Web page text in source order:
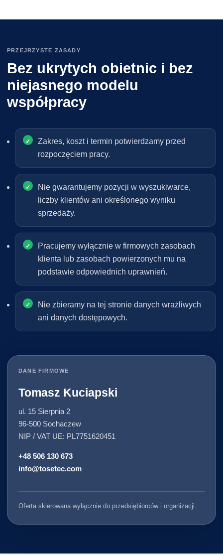
PRZEJRZYSTE ZASADY
Bez ukrytych obietnic i bez
niejasnego modelu
współpracy
Zakres, koszt i termin potwierdzamy przed
rozpoczęciem pracy.
Nie gwarantujemy pozycji w wyszukiwarce,
liczby klientów ani określonego wyniku
sprzedaży.
Pracujemy wyłącznie w firmowych zasobach
klienta lub zasobach powierzonych mu na
podstawie odpowiednich uprawnień.
Nie zbieramy na tej stronie danych wrażliwych
ani danych dostępowych.
DANE FIRMOWE
Tomasz Kuciapski
ul. 15 Sierpnia 2
96-500 Sochaczew
NIP / VAT UE: PL7751620451
+48 506 130 673
info@tosetec.com
Oferta skierowana wyłącznie do przedsiębiorców i organizacji.